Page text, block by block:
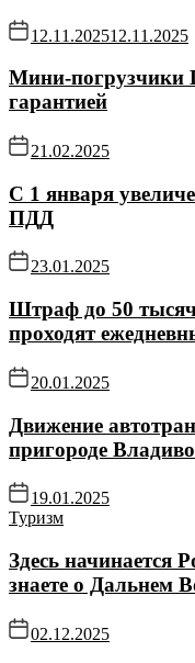
12.11.202512.11.2025
Мини-погрузчики
гарантией
21.02.2025
С 1 января
ПДД
23.01.2025
Штраф до 50
проходят
20.01.2025
Движение
пригороде
19.01.2025
Туризм
Здесь начинается
знаете о Дальнем
02.12.2025